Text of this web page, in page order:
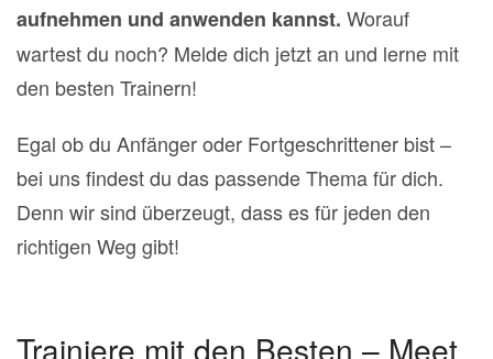
aufnehmen und anwenden kannst. Worauf
wartest du noch? Melde dich jetzt an und lerne mit
den besten Trainern!
Egal ob du Anfänger oder Fortgeschrittener bist –
bei uns findest du das passende Thema für dich.
Denn wir sind überzeugt, dass es für jeden den
richtigen Weg gibt!
Trainiere mit den Besten – Meet